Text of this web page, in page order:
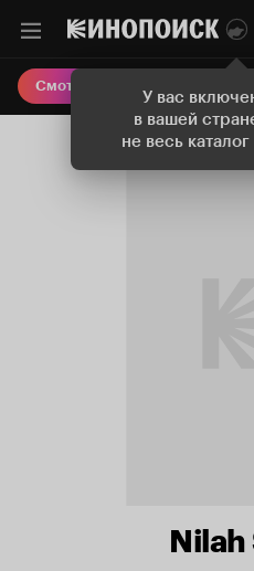
У вас
в вашей
не весь
Смотреть кино
Nilah